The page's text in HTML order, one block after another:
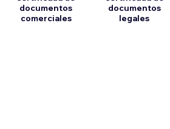
documentos
comerciales
documentos
legales